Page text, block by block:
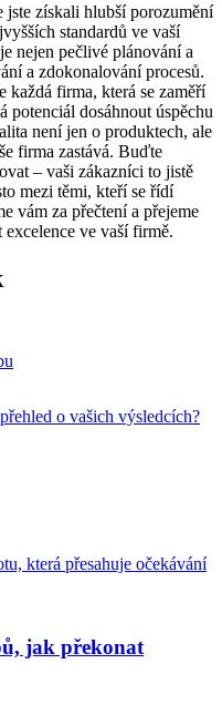
jste získali hlubší porozumění
standardů ve vaší
nejen pečlivé plánování a
a zdokonalování procesů.
každá firma, která se zaměří
potenciál dosáhnout úspěchu
není jen o produktech, ale
firma zastává. Buďte
– vaši zákazníci to jistě
mezi těmi, kteří se řídí
vám za přečtení a přejeme
excelence ve vaší firmě.
o vašich výsledcích?
jak překonat